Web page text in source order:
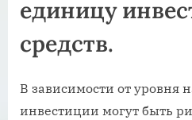
единицу
средств.
В зависимости от уровня
инвестиции могут быть